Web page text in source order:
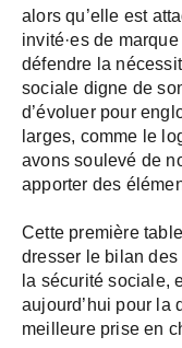
alors qu’elle est
invité·es de
défendre la
sociale digne de
d’évoluer pour
larges, comme le
avons soulevé de
apporter des
Cette première
dresser le bilan
la sécurité sociale,
aujourd’hui pour la
meilleure prise en